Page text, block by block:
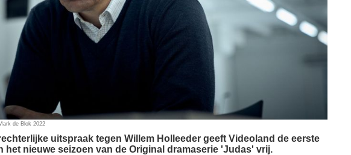
de Blok 2022
uitspraak tegen Willem Holleeder geeft Videoland de eerste
het nieuwe seizoen van de Original dramaserie 'Judas' vrij.